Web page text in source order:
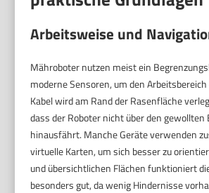
Arbeitsweise und
Mähroboter nutzen meist ein
moderne Sensoren, um den
Kabel wird am Rand der Rasenfläche
dass der Roboter nicht über den gewollten
hinausfährt. Manche Geräte verwenden
virtuelle Karten, um sich besser zu
und übersichtlichen Flächen funktioniert
besonders gut, da wenig Hindernisse